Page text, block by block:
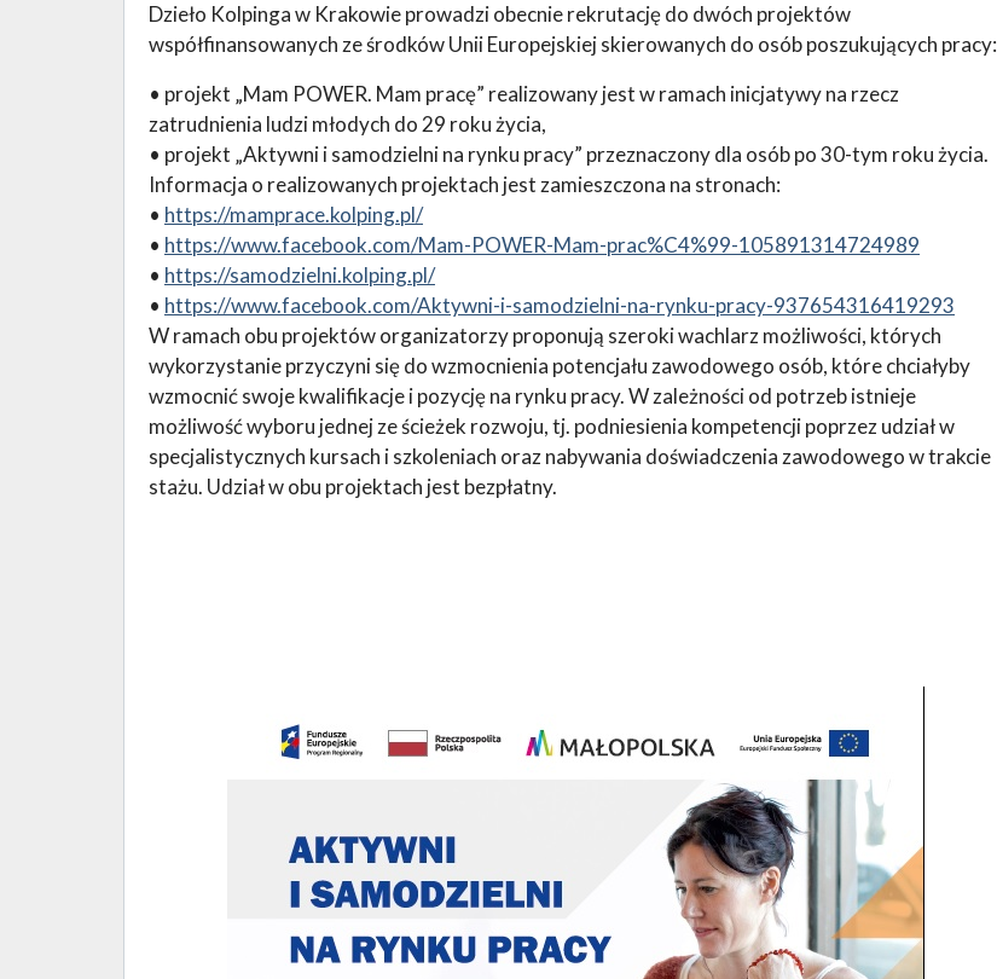
Dzieło Kolpinga w Krakowie prowadzi obecnie rekrutację do dwóch projektów
współfinansowanych ze środków Unii Europejskiej skierowanych do osób poszukujących pracy:
• projekt „Mam POWER. Mam pracę” realizowany jest w ramach inicjatywy na rzecz
zatrudnienia ludzi młodych do 29 roku życia,
• projekt „Aktywni i samodzielni na rynku pracy” przeznaczony dla osób po 30-tym roku życia.
Informacja o realizowanych projektach jest zamieszczona na stronach:
• https://mamprace.kolping.pl/
• https://www.facebook.com/Mam-POWER-Mam-prac%C4%99-105891314724989
• https://samodzielni.kolping.pl/
• https://www.facebook.com/Aktywni-i-samodzielni-na-rynku-pracy-937654316419293
W ramach obu projektów organizatorzy proponują szeroki wachlarz możliwości, których
wykorzystanie przyczyni się do wzmocnienia potencjału zawodowego osób, które chciałyby
wzmocnić swoje kwalifikacje i pozycję na rynku pracy. W zależności od potrzeb istnieje
możliwość wyboru jednej ze ścieżek rozwoju, tj. podniesienia kompetencji poprzez udział w
specjalistycznych kursach i szkoleniach oraz nabywania doświadczenia zawodowego w trakcie
stażu. Udział w obu projektach jest bezpłatny.